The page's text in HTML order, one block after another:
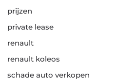
prijzen
private lease
renault
renault koleos
schade auto verkopen